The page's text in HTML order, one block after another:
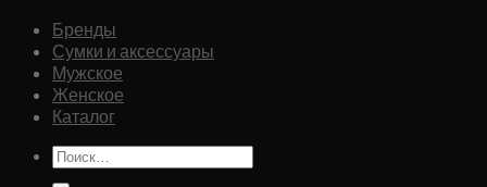
₽166,650.00.
Бренды
Сумки и аксессуары
Мужское
Женское
Каталог
Искать: